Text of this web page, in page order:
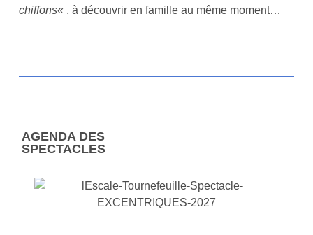
chiffons« , à découvrir en famille au même moment…
AGENDA DES
SPECTACLES